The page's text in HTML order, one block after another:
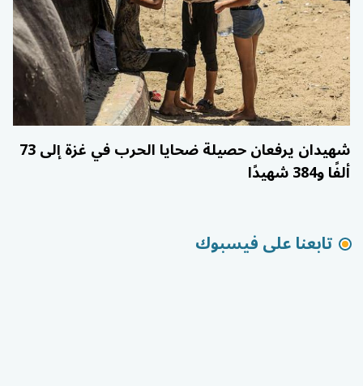
شهيدان يرفعان حصيلة ضحايا الحرب في غزة إلى 73
ألفًا و384 شهيدًا
تابعنا على فيسبوك